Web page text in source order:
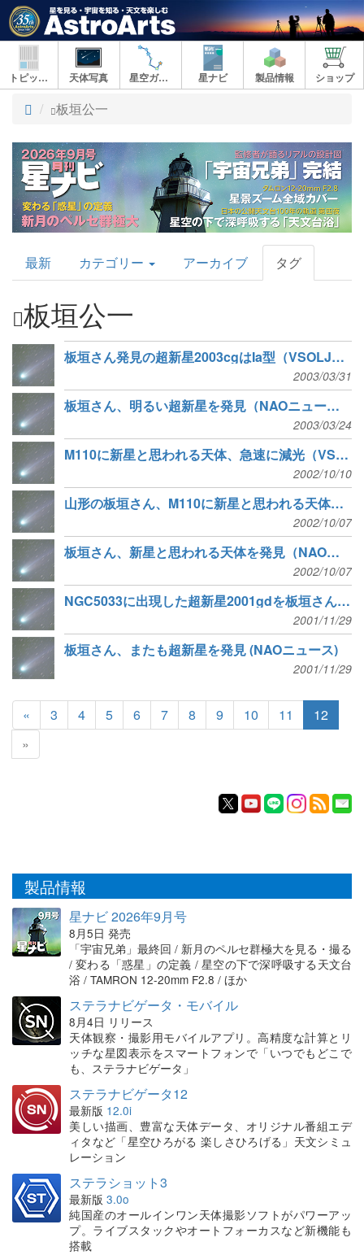
トピックス 天体写真 星空ガイド 星ナビ 製品情報 ショップ
ト
プ
板垣公一
AstroArts
Topics
最新 カテゴリー アーカイブ タグ
板垣公一
板垣さん発見の超新星2003cgはIa型（VSOLJニュース）
2003/03/31
板垣さん、明るい超新星を発見（NAOニュース＋VSOLJニュース）
2003/03/24
M110に新星と思われる天体、急速に減光（VSOLJニュース）
2002/10/10
山形の板垣さん、M110に新星と思われる天体を発見（VSOLJニュース）
2002/10/07
板垣さん、新星と思われる天体を発見（NAOニュース）
2002/10/07
NGC5033に出現した超新星2001gdを板垣さんが発見（VSOLJ ニュース）
2001/11/29
板垣さん、またも超新星を発見 (NAOニュース)
2001/11/29
« 3 4 5 6 7 8 9 10 11
12
»
製品情報
星ナビ 2026年9月号
8月5日 発売
「宇宙兄弟」最終回 / 新月のペルセ群極大を見る・撮る
/ 変わる「惑星」の定義 / 星空の下で深呼吸する天文台
浴 / TAMRON 12-20mm F2.8 / ほか
ステラナビゲータ・モバイル
8月4日 リリース
天体観察・撮影用モバイルアプリ。高精度な計算とリ
ッチな星図表示をスマートフォンで「いつでもどこで
も、ステラナビゲータ」
ステラナビゲータ12
最新版 12.0i
美しい描画、豊富な天体データ、オリジナル番組エデ
ィタなど「星空ひろがる 楽しさひろげる」天文シミュ
レーション
ステラショット3
最新版 3.0o
純国産のオールインワン天体撮影ソフトがパワーアッ
プ。ライブスタックやオートフォーカスなど新機能も
搭載